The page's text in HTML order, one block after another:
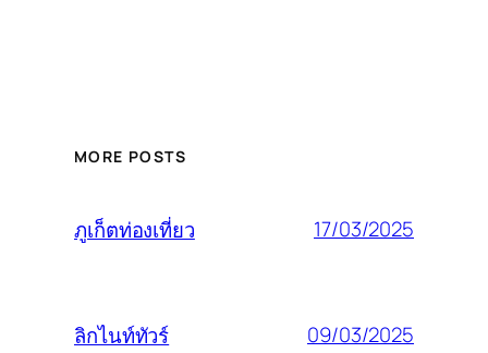
MORE POSTS
ภูเก็ตท่องเที่ยว 17/03/2025
ลิกไนท์ทัวร์ 09/03/2025